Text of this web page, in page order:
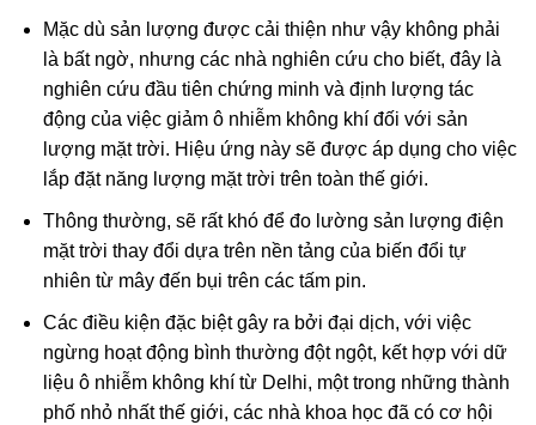
Mặc dù sản lượng được cải thiện như vậy không phải
là bất ngờ, nhưng các nhà nghiên cứu cho biết, đây là
nghiên cứu đầu tiên chứng minh và định lượng tác
động của việc giảm ô nhiễm không khí đối với sản
lượng mặt trời. Hiệu ứng này sẽ được áp dụng cho việc
lắp đặt năng lượng mặt trời trên toàn thế giới.
Thông thường, sẽ rất khó để đo lường sản lượng điện
mặt trời thay đổi dựa trên nền tảng của biến đổi tự
nhiên từ mây đến bụi trên các tấm pin.
Các điều kiện đặc biệt gây ra bởi đại dịch, với việc
ngừng hoạt động bình thường đột ngột, kết hợp với dữ
liệu ô nhiễm không khí từ Delhi, một trong những thành
phố nhỏ nhất thế giới, các nhà khoa học đã có cơ hội